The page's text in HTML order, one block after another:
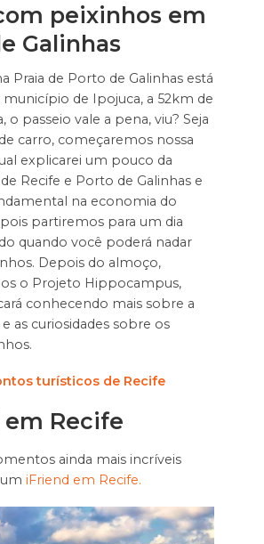
peixinhos em
Galinhas
Praia de Porto de Galinhas está
município de Ipojuca, a 52km de
o passeio vale a pena, viu? Seja
carro, começaremos nossa
explicarei um pouco da
Recife e Porto de Galinhas e
na economia do
partiremos para um dia
quando você poderá nadar
Depois do almoço,
o Projeto Hippocampus,
conhecendo mais sobre a
as curiosidades sobre os
turísticos de Recife
Recife
ainda mais incríveis
iFriend em Recife.